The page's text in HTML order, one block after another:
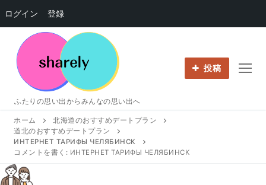
ログイン 登録
プ
ふたりの思い出からみんなの思い出へ
投稿
ホーム
北海道のおすすめデートプラン
道北のおすすめデートプラン
ИНТЕРНЕТ ТАРИФЫ ЧЕЛЯБИНСК
コメントを書く: ИНТЕРНЕТ ТАРИФЫ ЧЕЛЯБИНСК